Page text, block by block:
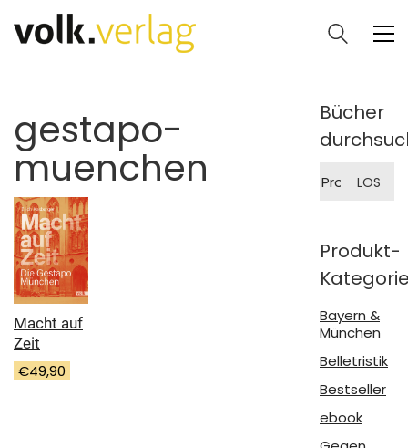
gestapo-
muenchen
Macht auf
Zeit
€49,90
Bücher
nach:
LOS
Produkt-
Bayern &
München
Belletristik
Bestseller
ebook